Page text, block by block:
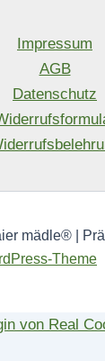
Impressum
AGB
Datenschutz
mädle® |
Theme
von Real